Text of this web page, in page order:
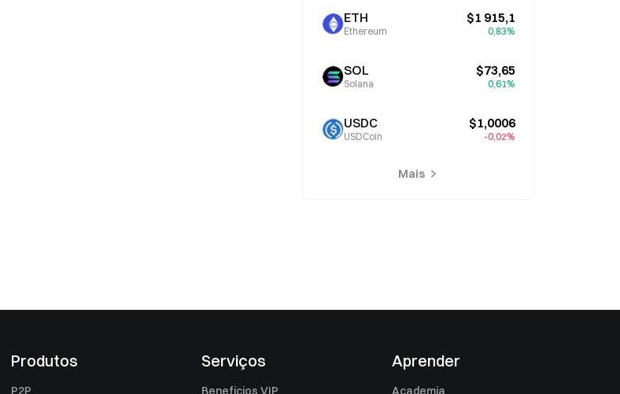
ETH
Ethereum
$1 915,1
0,83%
SOL
Solana
$73,65
0,61%
USDC
USDCoin
$1,0006
-0,02%
Mais
Produtos
P2P
Serviços
Benefícios VIP
Aprender
Academia